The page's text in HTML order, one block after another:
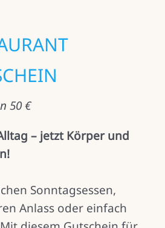
50 €
– jetzt Körper und
Sonntagsessen,
Anlass oder einfach